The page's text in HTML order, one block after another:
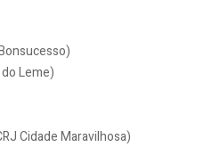
Leme)
Cidade Maravilhosa)